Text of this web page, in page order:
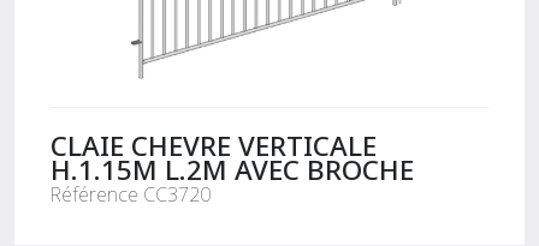
CLAIE CHEVRE VERTICALE
H.1.15M L.2M AVEC BROCHE
Référence CC3720